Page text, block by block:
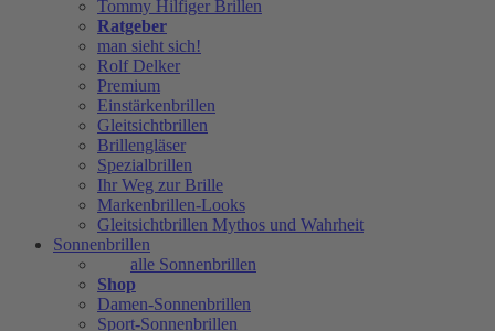
Tommy Hilfiger Brillen
Ratgeber
man sieht sich!
Rolf Delker
Premium
Einstärkenbrillen
Gleitsichtbrillen
Brillengläser
Spezialbrillen
Ihr Weg zur Brille
Markenbrillen-Looks
Gleitsichtbrillen Mythos und Wahrheit
Sonnenbrillen
alle Sonnenbrillen
Shop
Damen-Sonnenbrillen
Sport-Sonnenbrillen